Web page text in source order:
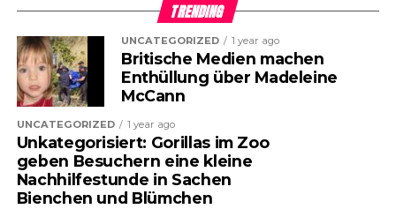
TRENDING
UNCATEGORIZED 1 year ago
Britische Medien machen
Enthüllung über Madeleine
McCann
UNCATEGORIZED 1 year ago
Unkategorisiert: Gorillas im Zoo
geben Besuchern eine kleine
Nachhilfestunde in Sachen
Bienchen und Blümchen